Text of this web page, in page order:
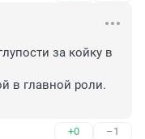
за койку в
в главной роли.
+0 –1